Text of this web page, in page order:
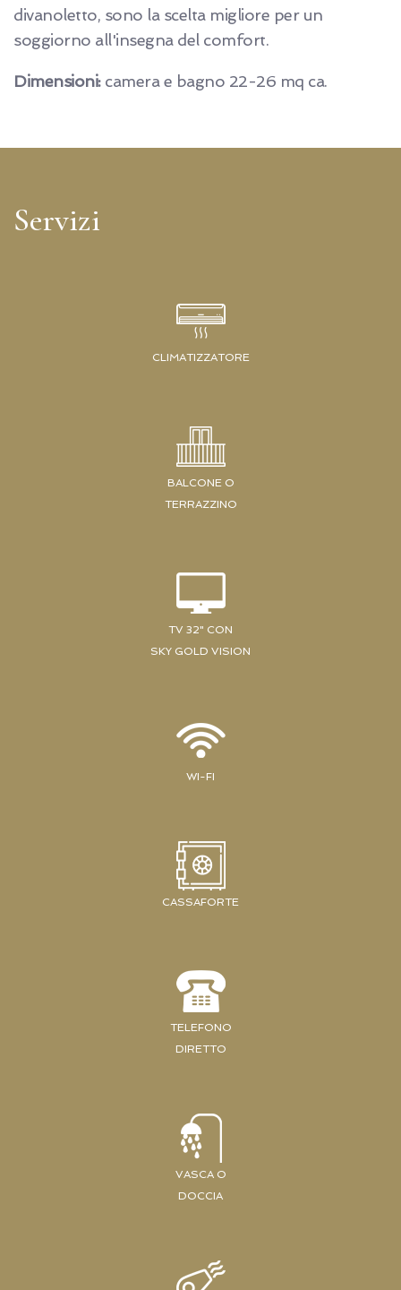
divanoletto, sono la scelta migliore per un
soggiorno all'insegna del comfort.
Dimensioni:camera e bagno 22-26 mq ca.
Servizi
CLIMATIZZATORE
BALCONE O
TERRAZZINO
TV 32" CON
SKY GOLD VISION
WI-FI
CASSAFORTE
TELEFONO
DIRETTO
VASCA O
DOCCIA